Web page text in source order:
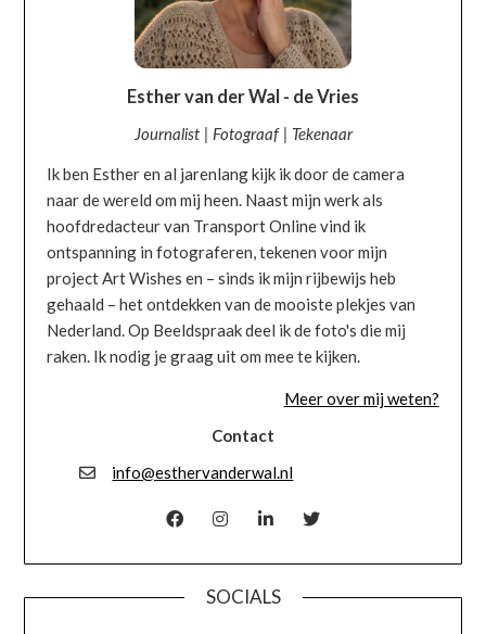
Esther van der Wal - de Vries
Journalist | Fotograaf | Tekenaar
Ik ben Esther en al jarenlang kijk ik door de camera
naar de wereld om mij heen. Naast mijn werk als
hoofdredacteur van Transport Online vind ik
ontspanning in fotograferen, tekenen voor mijn
project Art Wishes en – sinds ik mijn rijbewijs heb
gehaald – het ontdekken van de mooiste plekjes van
Nederland. Op Beeldspraak deel ik de foto's die mij
raken. Ik nodig je graag uit om mee te kijken.
Meer over mij weten?
Contact
info@esthervanderwal.nl
SOCIALS